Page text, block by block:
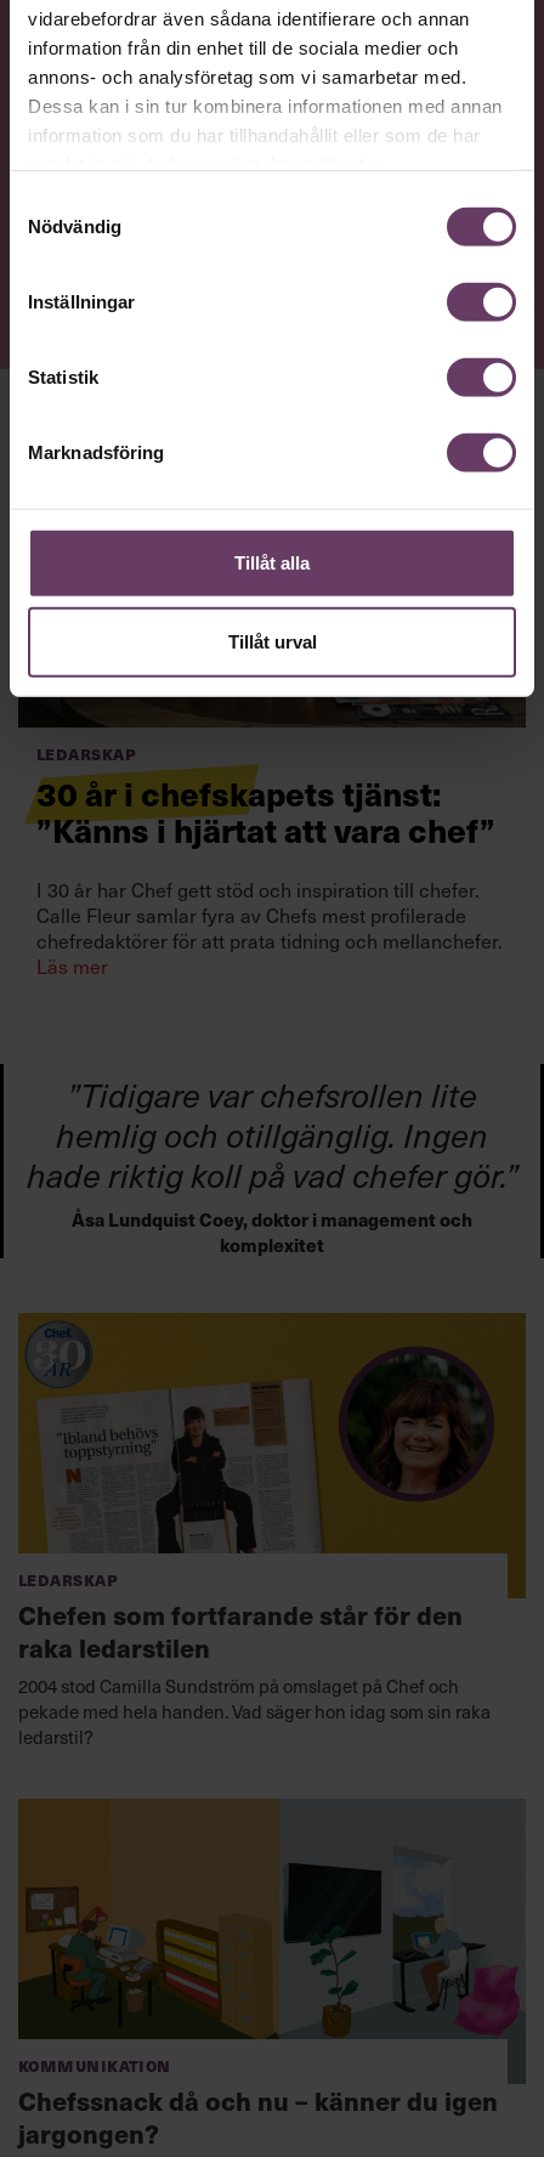
vidarebefordrar även sådana identifierare och annan
information från din enhet till de sociala medier och
annons- och analysföretag som vi samarbetar med.
Dessa kan i sin tur kombinera informationen med annan
information som du har tillhandahållit eller som de har
Nödvändig
Inställningar
Statistik
Marknadsföring
Tillåt alla
Tillåt urval
Ledarskap
30 år i chefskapets tjänst:
”Känns i hjärtat att vara chef”
I 30 år har Chef gett stöd och inspiration till chefer.
Calle Fleur samlar fyra av Chefs mest profilerade
chefredaktörer för att prata tidning och mellanchefer.
Läs mer
”Tidigare var chefsrollen lite
hemlig och otillgänglig. Ingen
hade riktig koll på vad chefer gör.”
Åsa Lundquist Coey, doktor i management och
komplexitet
Ledarskap
Chefen som fortfarande står för den
raka ledarstilen
2004 stod Camilla Sundström på omslaget på Chef och
pekade med hela handen. Vad säger hon idag som sin raka
ledarstil?
Kommunikation
Chefssnack då och nu – känner du igen
jargongen?